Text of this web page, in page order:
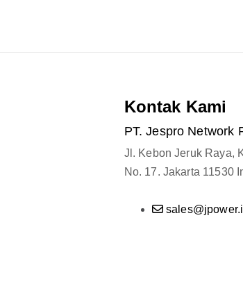
Kontak Kami
PT. Jespro Network
Jl. Kebon Jeruk Raya,
No. 17. Jakarta 11530